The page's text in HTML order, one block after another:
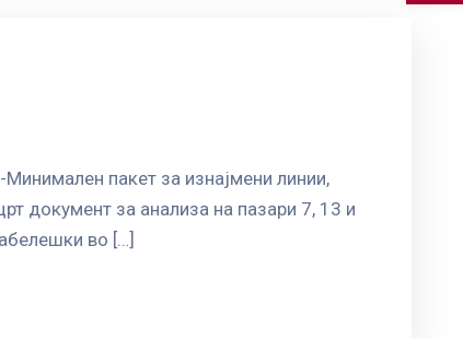
пакет за изнајмени линии,
документ за анализа на пазари 7, 13 и
во […]